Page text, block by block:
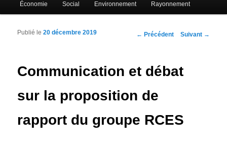
Économie Social Environnement Rayonnement
Navigation des articles
← Précédent Suivant →
Communication et débat
sur la proposition de
rapport du groupe RCES
Publié le20 décembre 2019